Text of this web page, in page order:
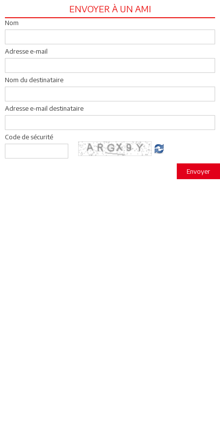
ENVOYER À UN AMI
Nom
Adresse e-mail
Nom du destinataire
Adresse e-mail destinataire
Code de sécurité
Envoyer